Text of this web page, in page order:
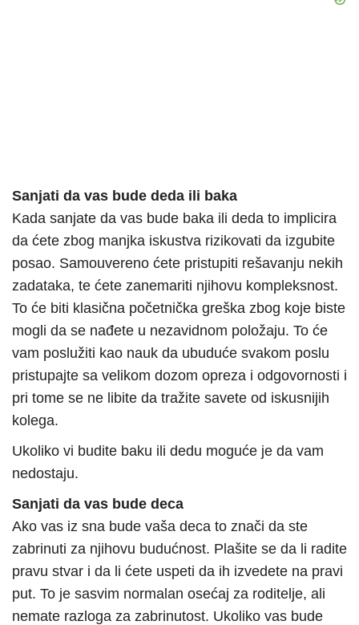
Sanjati da vas bude deda ili baka
Kada sanjate da vas bude baka ili deda to implicira
da ćete zbog manjka iskustva rizikovati da izgubite
posao. Samouvereno ćete pristupiti rešavanju nekih
zadataka, te ćete zanemariti njihovu kompleksnost.
To će biti klasična početnička greška zbog koje biste
mogli da se nađete u nezavidnom položaju. To će
vam poslužiti kao nauk da ubuduće svakom poslu
pristupajte sa velikom dozom opreza i odgovornosti i
pri tome se ne libite da tražite savete od iskusnijih
kolega.
Ukoliko vi budite baku ili dedu moguće je da vam
nedostaju.
Sanjati da vas bude deca
Ako vas iz sna bude vaša deca to znači da ste
zabrinuti za njihovu budućnost. Plašite se da li radite
pravu stvar i da li ćete uspeti da ih izvedete na pravi
put. To je sasvim normalan osećaj za roditelje, ali
nemate razloga za zabrinutost. Ukoliko vas bude